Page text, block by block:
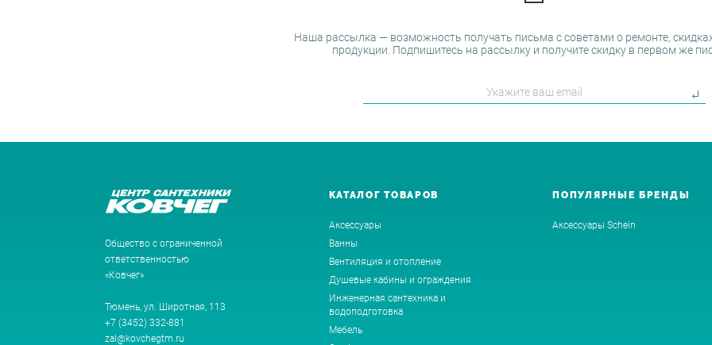
Наша рассылка — возможность получать письма с советами о ремонте,
продукции. Подпишитесь на рассылку и получите скидку в первом же
Общество с ограниченной
ответственностью
«Ковчег»
Тюмень, ул. Широтная, 113
+7 (3452) 332-881
zal@kovchegtm.ru
КАТАЛОГ ТОВАРОВ
Аксессуары
Ванны
Вентиляция и отопление
Душевые кабины и ограждения
Инженерная сантехника и
водоподготовка
Мебель
ПОПУЛЯРНЫЕ БРЕНДЫ
Аксессуары Schein